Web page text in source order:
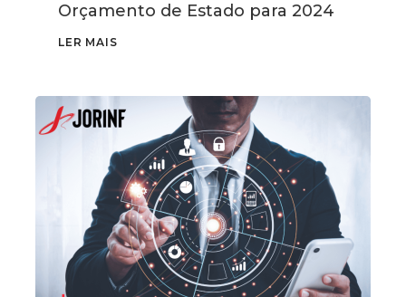
Orçamento de Estado para 2024
LER MAIS